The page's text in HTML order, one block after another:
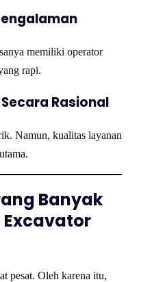
memiliki operator
rapi.
Rasional
Namun, kualitas layanan
Banyak
pesat. Oleh karena itu,